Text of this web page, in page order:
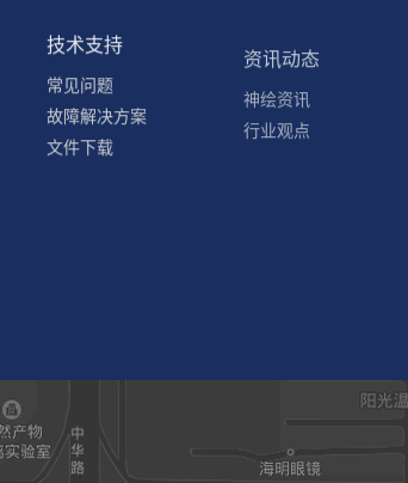
技术支持
常见问题
故障解决方案
文件下载
神绘资讯
行业观点